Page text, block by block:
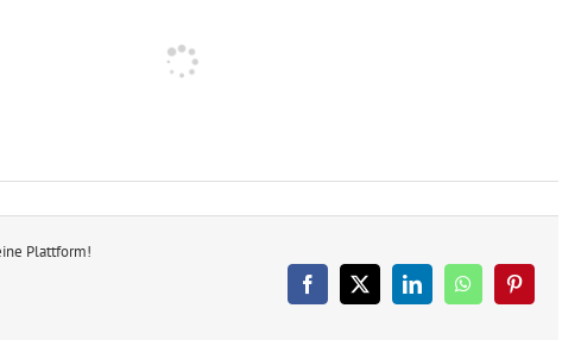
Plattform!
Facebook
X LinkedInWhatsAppPinterest